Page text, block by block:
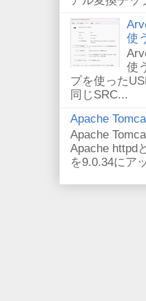
使
使
プを使った
同じSRC...
Apache
Apache
Apache httpd
を9.0.34にア